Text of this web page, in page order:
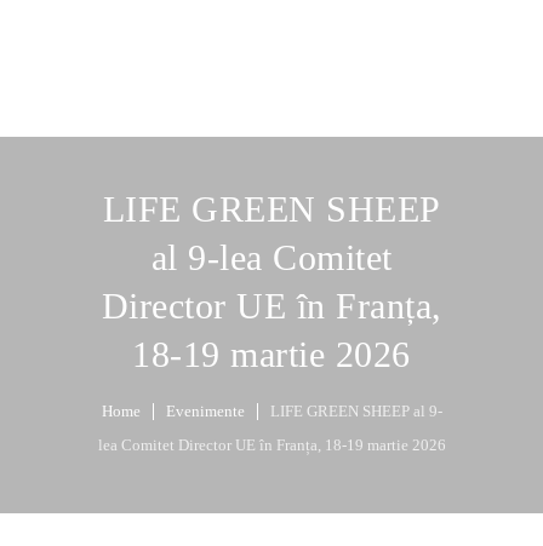
LIFE GREEN SHEEP
al 9-lea Comitet
Director UE în Franța,
18-19 martie 2026
Home Evenimente
LIFE GREEN SHEEP al 9-
lea Comitet Director UE în Franța, 18-19 martie 2026